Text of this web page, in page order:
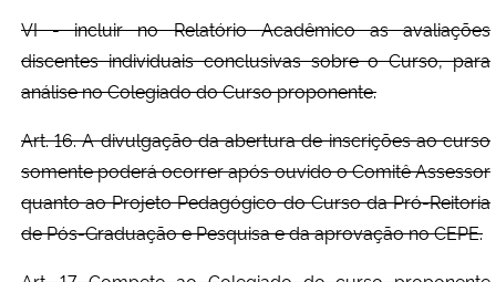
VI - incluir no Relatório Acadêmico as avaliações
discentes individuais conclusivas sobre o Curso, para
análise no Colegiado do Curso proponente.
Art. 16. A divulgação da abertura de inscrições ao curso
somente poderá ocorrer após ouvido o Comitê Assessor
quanto ao Projeto Pedagógico do Curso da Pró-Reitoria
de Pós-Graduação e Pesquisa e da aprovação no CEPE.